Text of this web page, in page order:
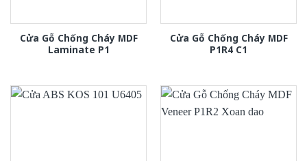
Cửa Gỗ Chống Cháy MDF
Laminate P1
Cửa Gỗ Chống Cháy MDF
P1R4 C1